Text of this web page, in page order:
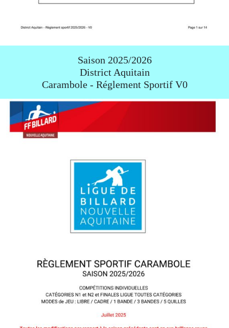
Saison 2025/2026
District Aquitain
Carambole - Réglement Sportif V0